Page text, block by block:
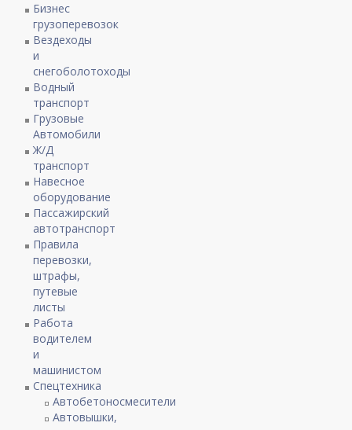
Бизнес
грузоперевозок
Вездеходы
и
снегоболотоходы
Водный
транспорт
Грузовые
Автомобили
Ж/Д
транспорт
Навесное
оборудование
Пассажирский
автотранспорт
Правила
перевозки,
штрафы,
путевые
листы
Работа
водителем
и
машинистом
Спецтехника
Автобетоносмесители
Автовышки,